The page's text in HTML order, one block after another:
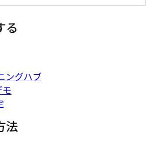
る
ングハブ
法